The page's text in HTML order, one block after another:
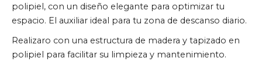
polipiel, con un diseño elegante para optimizar tu
espacio. El auxiliar ideal para tu zona de descanso diario.
Realizaro con una estructura de madera y tapizado en
polipiel para facilitar su limpieza y mantenimiento.